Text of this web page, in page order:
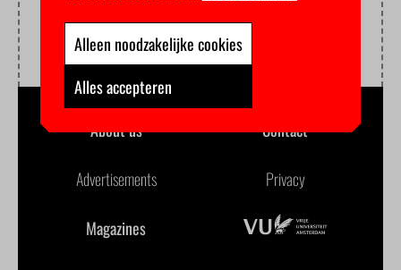
About us Contact
Advertisements Privacy
Magazines
Alleen noodzakelijke cookies
Alles accepteren